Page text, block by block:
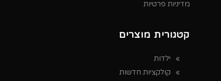
מדיניות פרטיות
קטגורית מוצרים
ילדות
קולקציות חדשות